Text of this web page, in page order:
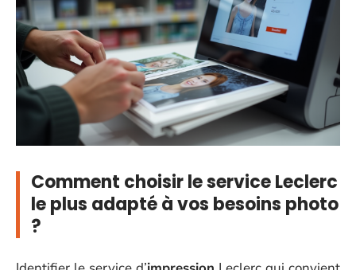
Comment choisir le service Leclerc
le plus adapté à vos besoins photo
?